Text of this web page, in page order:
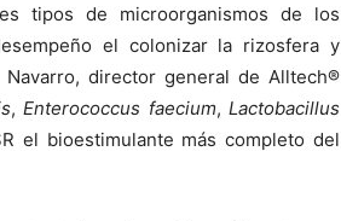
tipos de microorganismos de los
el colonizar la rizosfera y
director general de Alltech®
,Enterococcus faecium,Lactobacillus
el bioestimulante más completo del